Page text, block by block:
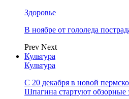
Здоровье
В ноябре от гололеда
Prev Next
Культура
Культура
С 20 декабря в новой
Шпагина стартуют обзорные